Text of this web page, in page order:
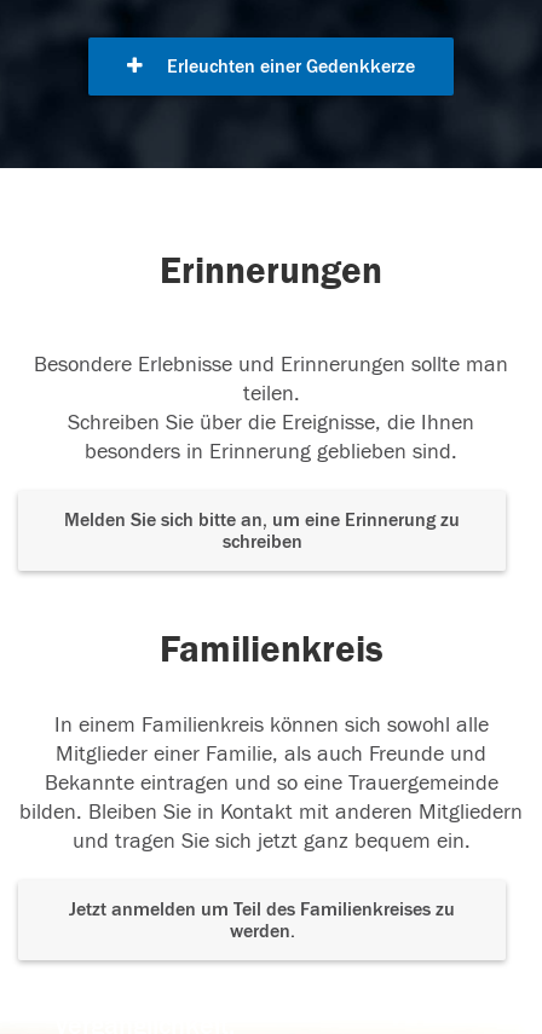
Erleuchten einer Gedenkkerze
Erinnerungen
Besondere Erlebnisse und Erinnerungen sollte man
teilen.
Schreiben Sie über die Ereignisse, die Ihnen
besonders in Erinnerung geblieben sind.
Melden Sie sich bitte an, um eine Erinnerung zu
schreiben
Familienkreis
In einem Familienkreis können sich sowohl alle
Mitglieder einer Familie, als auch Freunde und
Bekannte eintragen und so eine Trauergemeinde
bilden. Bleiben Sie in Kontakt mit anderen Mitgliedern
und tragen Sie sich jetzt ganz bequem ein.
Jetzt anmelden um Teil des Familienkreises zu
werden.